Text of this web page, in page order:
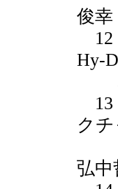
俊幸
12
Hy-
梅
13
ク
淺
弘